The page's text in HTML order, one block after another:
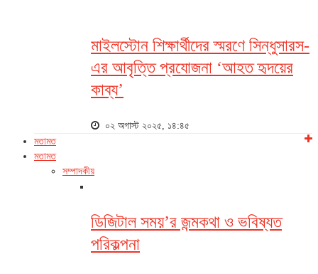
মাইলস্টোন শিক্ষার্থীদের স্মরণে সিন্ধুসারস-
এর আবৃত্তি প্রযোজনা ‘আহত হৃদয়ের
কাব্য’
০২ অগাস্ট ২০২৫, ১৪:৪৫
মতামত
মতামত
সম্পাদকীয়
ডিজিটাল সময়’র জন্মকথা ও ভবিষ্যত
পরিকল্পনা